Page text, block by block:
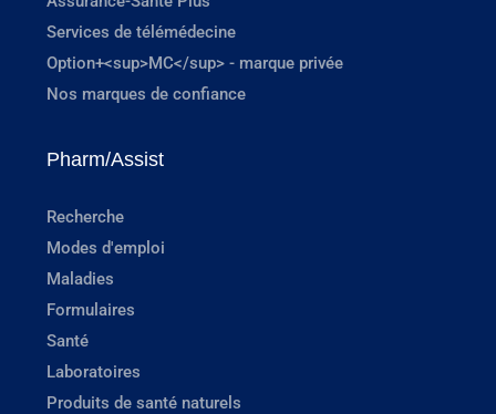
Services de télémédecine
Option+<sup>MC</sup> - marque privée
Nos marques de confiance
Pharm/Assist
Recherche
Modes d'emploi
Maladies
Formulaires
Santé
Laboratoires
Produits de santé naturels